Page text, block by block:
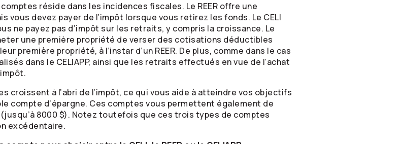
réside dans les incidences fiscales. Le REER offre une
devez payer de l’impôt lorsque vous retirez les fonds. Le CELI
ne payez pas d’impôt sur les retraits, y compris la croissance. Le
une première propriété de verser des cotisations déductibles
première propriété, à l’instar d’un REER. De plus, comme dans le cas
dans le CELIAPP, ainsi que les retraits effectués en vue de l’achat
croissent à l’abri de l’impôt, ce qui vous aide à atteindre vos objectifs
compte d’épargne. Ces comptes vous permettent également de
8000 $). Notez toutefois que ces trois types de comptes
excédentaire.